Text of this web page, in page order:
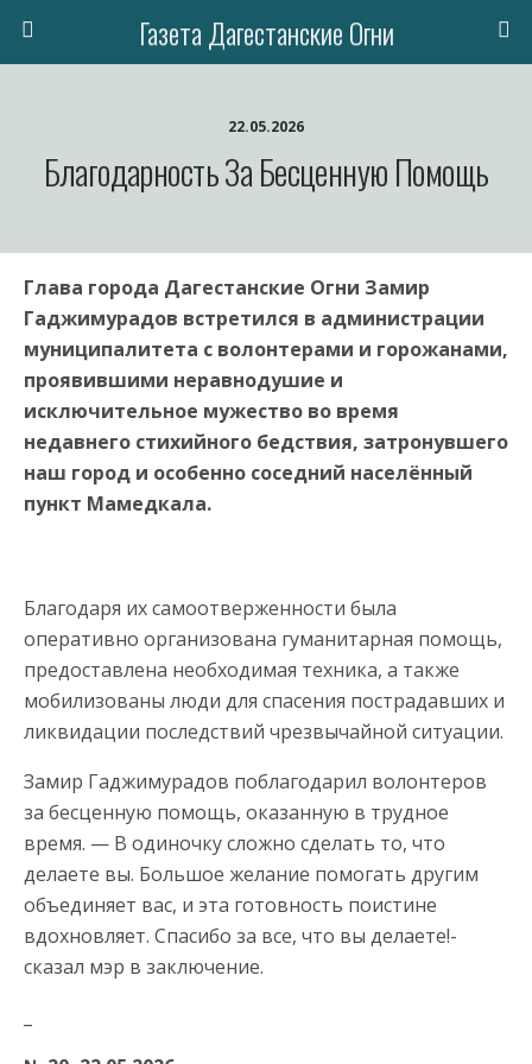
Газета Дагестанские Огни
22.05.2026
Благодарность За Бесценную Помощь
Глава города Дагестанские Огни Замир
Гаджимурадов встретился в администрации
муниципалитета с волонтерами и горожанами,
проявившими неравнодушие и
исключительное мужество во время
недавнего стихийного бедствия, затронувшего
наш город и особенно соседний населённый
пункт Мамедкала.
Благодаря их самоотверженности была
оперативно организована гуманитарная помощь,
предоставлена необходимая техника, а также
мобилизованы люди для спасения пострадавших и
ликвидации последствий чрезвычайной ситуации.
Замир Гаджимурадов поблагодарил волонтеров
за бесценную помощь, оказанную в трудное
время. — В одиночку сложно сделать то, что
делаете вы. Большое желание помогать другим
объединяет вас, и эта готовность поистине
вдохновляет. Спасибо за все, что вы делаете!-
сказал мэр в заключение.